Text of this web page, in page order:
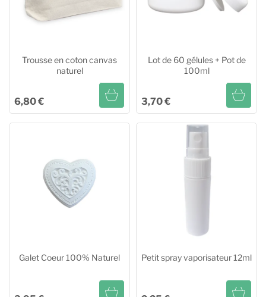
Trousse en coton canvas
naturel
6,80 €
Trousse en coton canvas
Lot de 60 gélules + Pot de
100ml
3,70 €
Lot de 60 gélules + Pot de
Ajouter au panier
Galet Coeur 100% Naturel Petit spray vaporisateur 12ml